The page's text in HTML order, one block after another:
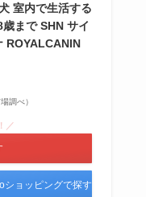
室内で生活する
まで SHN サイ
ROYALCANIN
調べ）
／
ショッピングで探す